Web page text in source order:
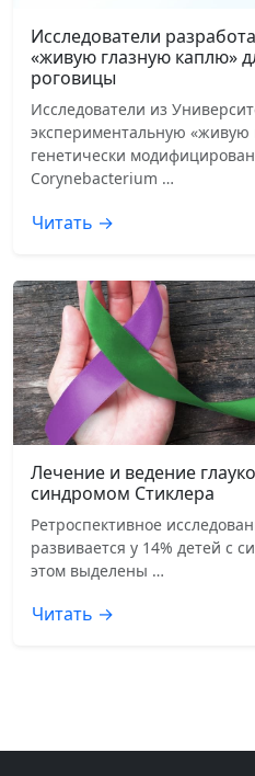
Исследователи
«живую глазную каплю»
роговицы
Исследователи из
экспериментальную «живую
генетически
Corynebacterium …
Читать →
Лечение и ведение
синдромом Стиклера
Ретроспективное
развивается у 14% детей с
этом выделены …
Читать →